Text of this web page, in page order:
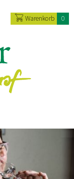
Warenkorb 0